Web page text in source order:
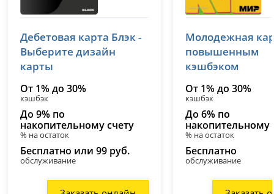
лицензия № 2673
Дебетовая карта Блэк -
Выберите дизайн
карты
От 1% до 30%
кэшбэк
До 9% по
накопительному счету
% на остаток
Бесплатно или 99 руб.
обслуживание
лицензия № 2673
Молодежная
повышенным
кэшбэком
От 1% до 30%
кэшбэк
До 6% по
накопительному
% на остаток
Бесплатно
обслуживание